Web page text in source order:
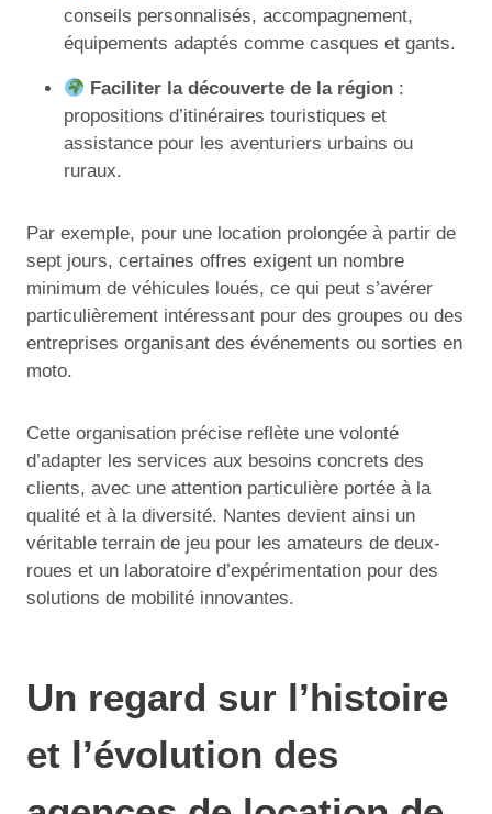
conseils personnalisés, accompagnement,
équipements adaptés comme casques et gants.
Faciliter la découverte de la région :
propositions d’itinéraires touristiques et
assistance pour les aventuriers urbains ou
ruraux.
Par exemple, pour une location prolongée à partir de
sept jours, certaines offres exigent un nombre
minimum de véhicules loués, ce qui peut s’avérer
particulièrement intéressant pour des groupes ou des
entreprises organisant des événements ou sorties en
moto.
Cette organisation précise reflète une volonté
d’adapter les services aux besoins concrets des
clients, avec une attention particulière portée à la
qualité et à la diversité. Nantes devient ainsi un
véritable terrain de jeu pour les amateurs de deux-
roues et un laboratoire d’expérimentation pour des
solutions de mobilité innovantes.
Un regard sur l’histoire
et l’évolution des